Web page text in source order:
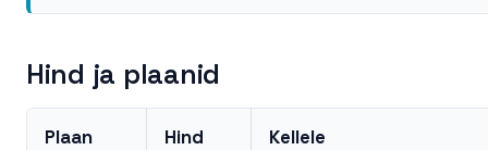
Hind ja plaanid
Plaan Hind Kellele